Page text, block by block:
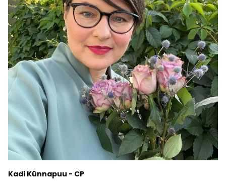
Kadi Künnapuu - CP